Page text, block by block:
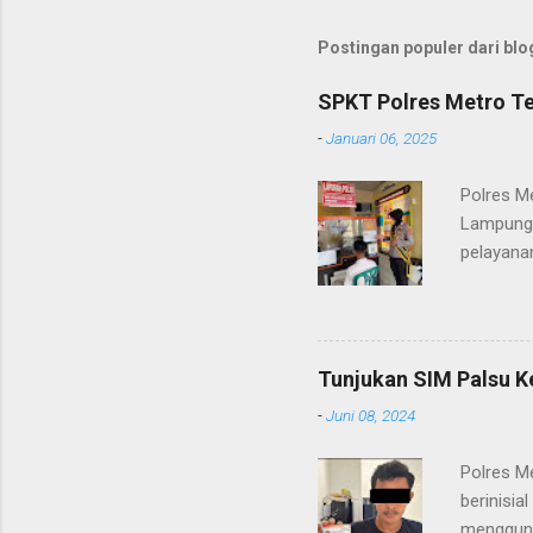
Postingan populer dari
SPKT Polres Metro
-Januari 06, 2025
Polres
Heri
pidana,
Tunjukan SIM Palsu
-Juni 08, 2024
Polres
berinisial